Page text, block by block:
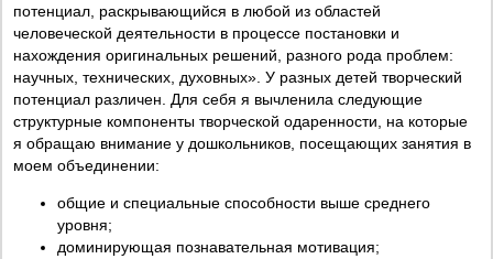
потенциал, раскрывающийся в любой из областей
человеческой деятельности в процессе постановки и
нахождения оригинальных решений, разного рода проблем:
научных, технических, духовных». У разных детей творческий
потенциал различен. Для себя я вычленила следующие
структурные компоненты творческой одаренности, на которые
я обращаю внимание у дошкольников, посещающих занятия в
моем объединении:
общие и специальные способности выше среднего
уровня;
доминирующая познавательная мотивация;